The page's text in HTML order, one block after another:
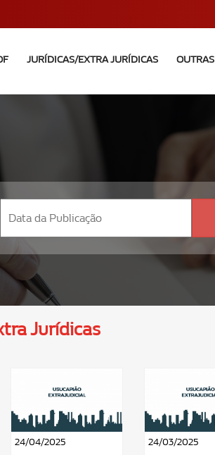
JURÍDICAS/EXTRA JURÍDICAS OUTRAS
Jurídicas
24/04/2025
24/03/2025